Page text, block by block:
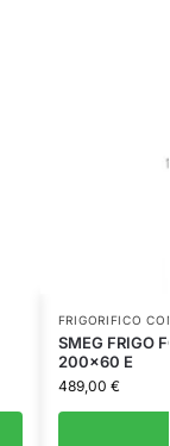
FRIGORIFICO
SMEG FRIGO
200×60 E
489,00 €